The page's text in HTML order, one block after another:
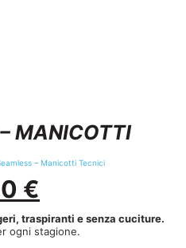
MANICOTTI
– Manicotti Tecnici
€
traspiranti e senza cuciture.
ogni stagione.